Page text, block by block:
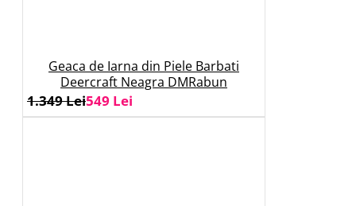
Geaca de Iarna din Piele Barbati
Deercraft Neagra DMRabun
549 Lei
1.349 Lei